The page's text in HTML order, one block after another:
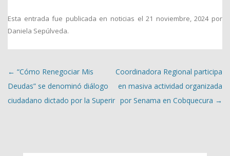
Esta entrada fue publicada en noticias el21 noviembre, 2024por
Daniela Sepúlveda.
Navegación de entradas
← “Cómo Renegociar Mis
Deudas” se denominó diálogo
ciudadano dictado por la Superir
Coordinadora Regional participa
en masiva actividad organizada
por Senama en Cobquecura →